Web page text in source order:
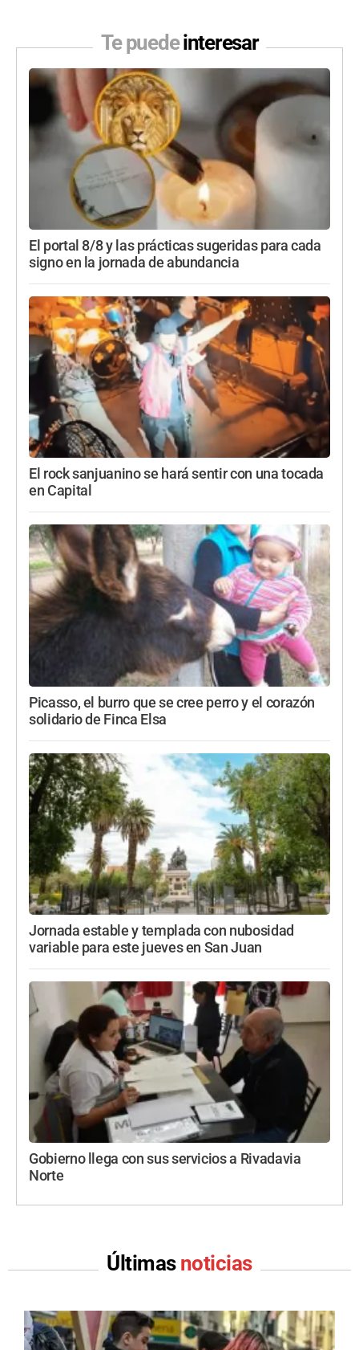
Te puedeinteresar
El portal 8/8 y las prácticas sugeridas para cada
signo en la jornada de abundancia
El rock sanjuanino se hará sentir con una tocada
en Capital
Picasso, el burro que se cree perro y el corazón
solidario de Finca Elsa
Jornada estable y templada con nubosidad
variable para este jueves en San Juan
Gobierno llega con sus servicios a Rivadavia
Norte
Últimas noticias